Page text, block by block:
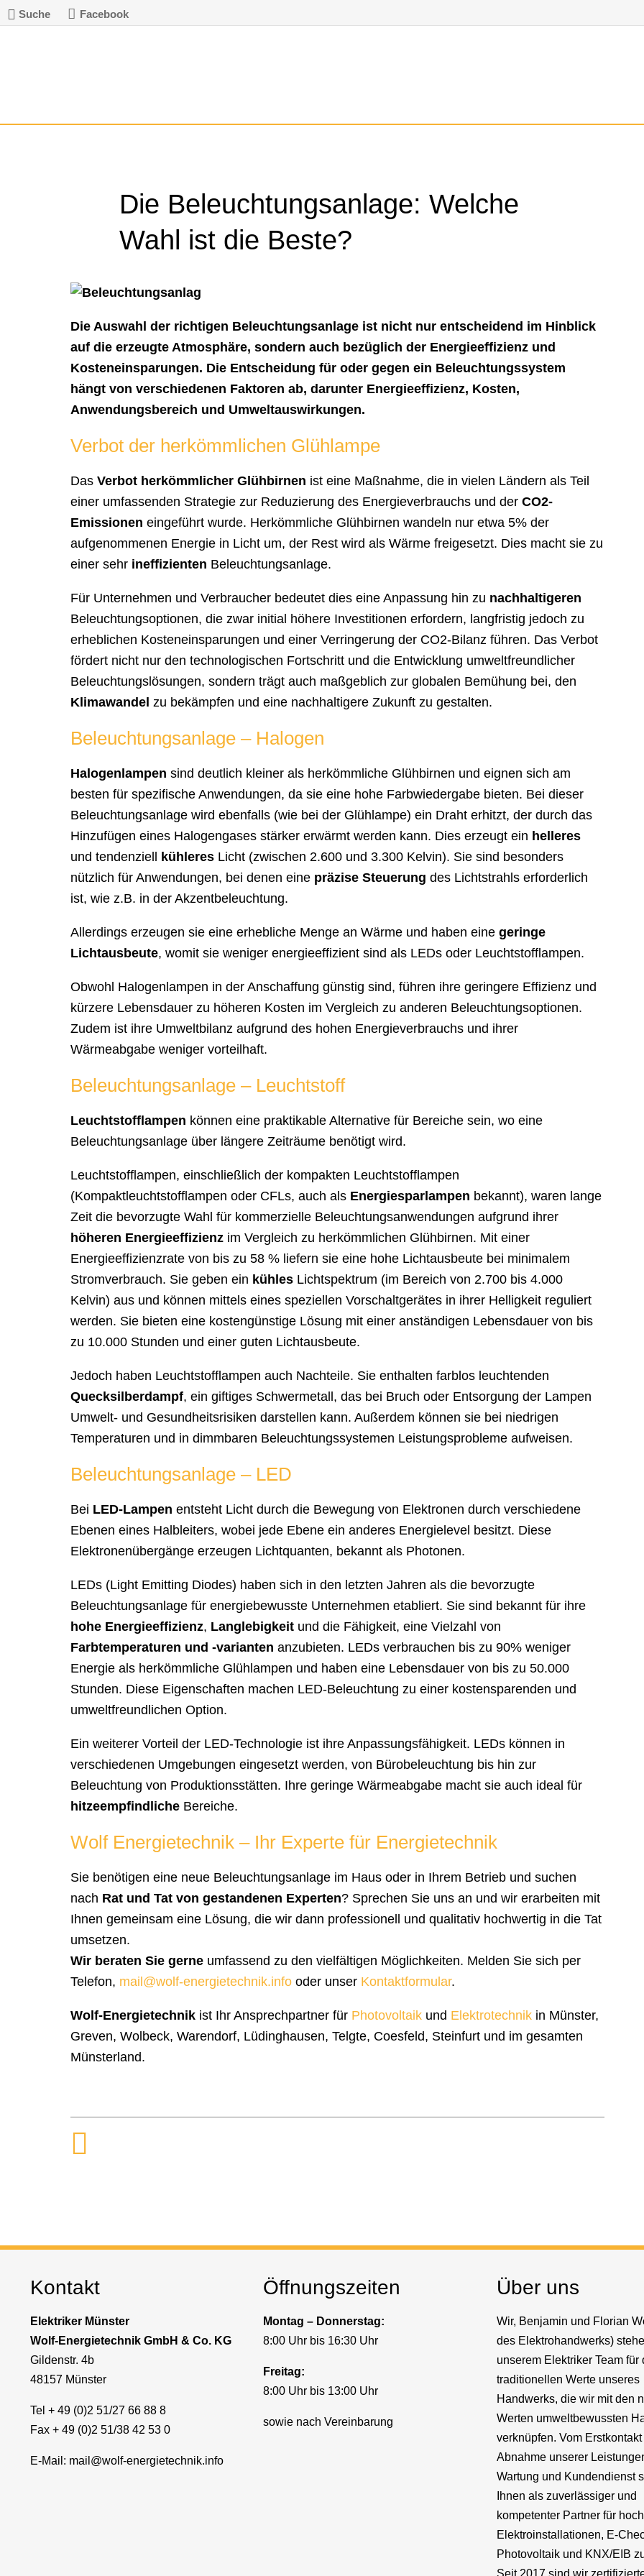
Suche Facebook
Die Beleuchtungsanlage: Welche
Wahl ist die Beste?
Die Auswahl der richtigen Beleuchtungsanlage ist nicht nur entscheidend im Hinblick
auf die erzeugte Atmosphäre, sondern auch bezüglich der Energieeffizienz und
Kosteneinsparungen. Die Entscheidung für oder gegen ein Beleuchtungssystem
hängt von verschiedenen Faktoren ab, darunter Energieeffizienz, Kosten,
Anwendungsbereich und Umweltauswirkungen.
Verbot der herkömmlichen Glühlampe
Das Verbot herkömmlicher Glühbirnen ist eine Maßnahme, die in vielen Ländern als Teil
einer umfassenden Strategie zur Reduzierung des Energieverbrauchs und der CO2-
Emissionen eingeführt wurde. Herkömmliche Glühbirnen wandeln nur etwa 5% der
aufgenommenen Energie in Licht um, der Rest wird als Wärme freigesetzt. Dies macht sie zu
einer sehr ineffizienten Beleuchtungsanlage.
Für Unternehmen und Verbraucher bedeutet dies eine Anpassung hin zu nachhaltigeren
Beleuchtungsoptionen, die zwar initial höhere Investitionen erfordern, langfristig jedoch zu
erheblichen Kosteneinsparungen und einer Verringerung der CO2-Bilanz führen. Das Verbot
fördert nicht nur den technologischen Fortschritt und die Entwicklung umweltfreundlicher
Beleuchtungslösungen, sondern trägt auch maßgeblich zur globalen Bemühung bei, den
Klimawandel zu bekämpfen und eine nachhaltigere Zukunft zu gestalten.
Beleuchtungsanlage – Halogen
Halogenlampen sind deutlich kleiner als herkömmliche Glühbirnen und eignen sich am
besten für spezifische Anwendungen, da sie eine hohe Farbwiedergabe bieten. Bei dieser
Beleuchtungsanlage wird ebenfalls (wie bei der Glühlampe) ein Draht erhitzt, der durch das
Hinzufügen eines Halogengases stärker erwärmt werden kann. Dies erzeugt ein helleres
und tendenziell kühleres Licht (zwischen 2.600 und 3.300 Kelvin). Sie sind besonders
nützlich für Anwendungen, bei denen eine präzise Steuerung des Lichtstrahls erforderlich
ist, wie z.B. in der Akzentbeleuchtung.
Allerdings erzeugen sie eine erhebliche Menge an Wärme und haben eine geringe
Lichtausbeute, womit sie weniger energieeffizient sind als LEDs oder Leuchtstofflampen.
Obwohl Halogenlampen in der Anschaffung günstig sind, führen ihre geringere Effizienz und
kürzere Lebensdauer zu höheren Kosten im Vergleich zu anderen Beleuchtungsoptionen.
Zudem ist ihre Umweltbilanz aufgrund des hohen Energieverbrauchs und ihrer
Wärmeabgabe weniger vorteilhaft.
Beleuchtungsanlage – Leuchtstoff
Leuchtstofflampen können eine praktikable Alternative für Bereiche sein, wo eine
Beleuchtungsanlage über längere Zeiträume benötigt wird.
Leuchtstofflampen, einschließlich der kompakten Leuchtstofflampen
(Kompaktleuchtstofflampen oder CFLs, auch als Energiesparlampen bekannt), waren lange
Zeit die bevorzugte Wahl für kommerzielle Beleuchtungsanwendungen aufgrund ihrer
höheren Energieeffizienz im Vergleich zu herkömmlichen Glühbirnen. Mit einer
Energieeffizienzrate von bis zu 58 % liefern sie eine hohe Lichtausbeute bei minimalem
Stromverbrauch. Sie geben ein kühles Lichtspektrum (im Bereich von 2.700 bis 4.000
Kelvin) aus und können mittels eines speziellen Vorschaltgerätes in ihrer Helligkeit reguliert
werden. Sie bieten eine kostengünstige Lösung mit einer anständigen Lebensdauer von bis
zu 10.000 Stunden und einer guten Lichtausbeute.
Jedoch haben Leuchtstofflampen auch Nachteile. Sie enthalten farblos leuchtenden
Quecksilberdampf, ein giftiges Schwermetall, das bei Bruch oder Entsorgung der Lampen
Umwelt- und Gesundheitsrisiken darstellen kann. Außerdem können sie bei niedrigen
Temperaturen und in dimmbaren Beleuchtungssystemen Leistungsprobleme aufweisen.
Beleuchtungsanlage – LED
Bei LED-Lampen entsteht Licht durch die Bewegung von Elektronen durch verschiedene
Ebenen eines Halbleiters, wobei jede Ebene ein anderes Energielevel besitzt. Diese
Elektronenübergänge erzeugen Lichtquanten, bekannt als Photonen.
LEDs (Light Emitting Diodes) haben sich in den letzten Jahren als die bevorzugte
Beleuchtungsanlage für energiebewusste Unternehmen etabliert. Sie sind bekannt für ihre
hohe Energieeffizienz, Langlebigkeit und die Fähigkeit, eine Vielzahl von
Farbtemperaturen und -varianten anzubieten. LEDs verbrauchen bis zu 90% weniger
Energie als herkömmliche Glühlampen und haben eine Lebensdauer von bis zu 50.000
Stunden. Diese Eigenschaften machen LED-Beleuchtung zu einer kostensparenden und
umweltfreundlichen Option.
Ein weiterer Vorteil der LED-Technologie ist ihre Anpassungsfähigkeit. LEDs können in
verschiedenen Umgebungen eingesetzt werden, von Bürobeleuchtung bis hin zur
Beleuchtung von Produktionsstätten. Ihre geringe Wärmeabgabe macht sie auch ideal für
hitzeempfindliche Bereiche.
Wolf Energietechnik – Ihr Experte für Energietechnik
Sie benötigen eine neue Beleuchtungsanlage im Haus oder in Ihrem Betrieb und suchen
nach Rat und Tat von gestandenen Experten? Sprechen Sie uns an und wir erarbeiten mit
Ihnen gemeinsam eine Lösung, die wir dann professionell und qualitativ hochwertig in die Tat
umsetzen.
Wir beraten Sie gerne umfassend zu den vielfältigen Möglichkeiten. Melden Sie sich per
Telefon, mail@wolf-energietechnik.info oder unser Kontaktformular.
Wolf-Energietechnik ist Ihr Ansprechpartner für Photovoltaik und Elektrotechnik in Münster,
Greven, Wolbeck, Warendorf, Lüdinghausen, Telgte, Coesfeld, Steinfurt und im gesamten
Münsterland.
Kontakt
Elektriker Münster
Wolf-Energietechnik GmbH & Co. KG
Gildenstr. 4b
48157 Münster
Tel + 49 (0)2 51/27 66 88 8
Fax + 49 (0)2 51/38 42 53 0
E-Mail: mail@wolf-energietechnik.info
Öffnungszeiten
Montag – Donnerstag:
8:00 Uhr bis 16:30 Uhr
Freitag:
8:00 Uhr bis 13:00 Uhr
sowie nach Vereinbarung
Über uns
Wir, Benjamin und Florian
des Elektrohandwerks)
unserem Elektriker Team für
traditionellen Werte unseres
Handwerks, die wir mit den
Werten umweltbewussten
verknüpfen. Vom
Abnahme unserer
Wartung und Kundendienst
Ihnen als zuverlässiger und
kompetenter Partner für
Elektroinstallationen, E-
Photovoltaik und KNX/EIB
Seit 2017 sind wir